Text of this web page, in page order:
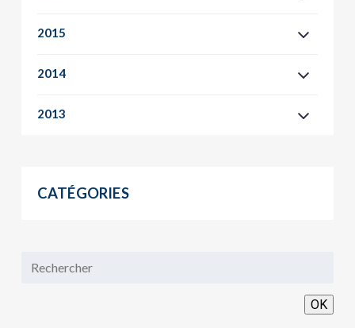
2015
2014
2013
CATÉGORIES
OK